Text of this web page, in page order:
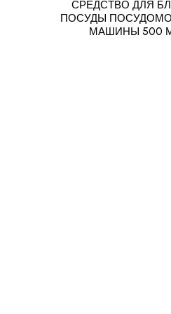
СРЕДСТВО ДЛЯ
ПОСУДЫ
МАШИНЫ 500